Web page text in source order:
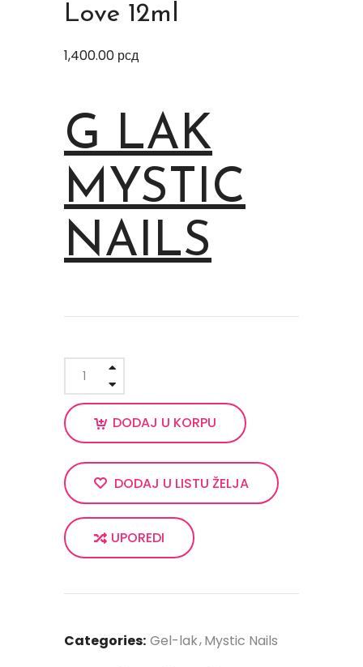
Love 12ml
1,400.00 рсд
G LAK
MYSTIC
NAILS
DODAJ U KORPU
DODAJ U LISTU ŽELJA
UPOREDI
Categories: Gel-lak Mystic Nails